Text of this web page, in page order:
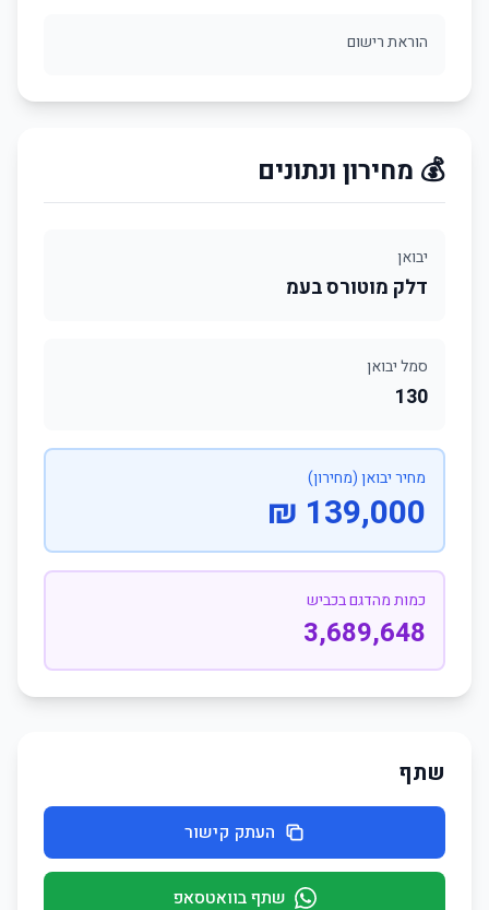
הוראת רישום
💰 מחירון ונתונים
יבואן
דלק מוטורס בעמ
סמל יבואן
130
מחיר יבואן (מחירון)
139,000 ₪
כמות מהדגם בכביש
3,689,648
שתף
העתק קישור
שתף בוואטסאפ